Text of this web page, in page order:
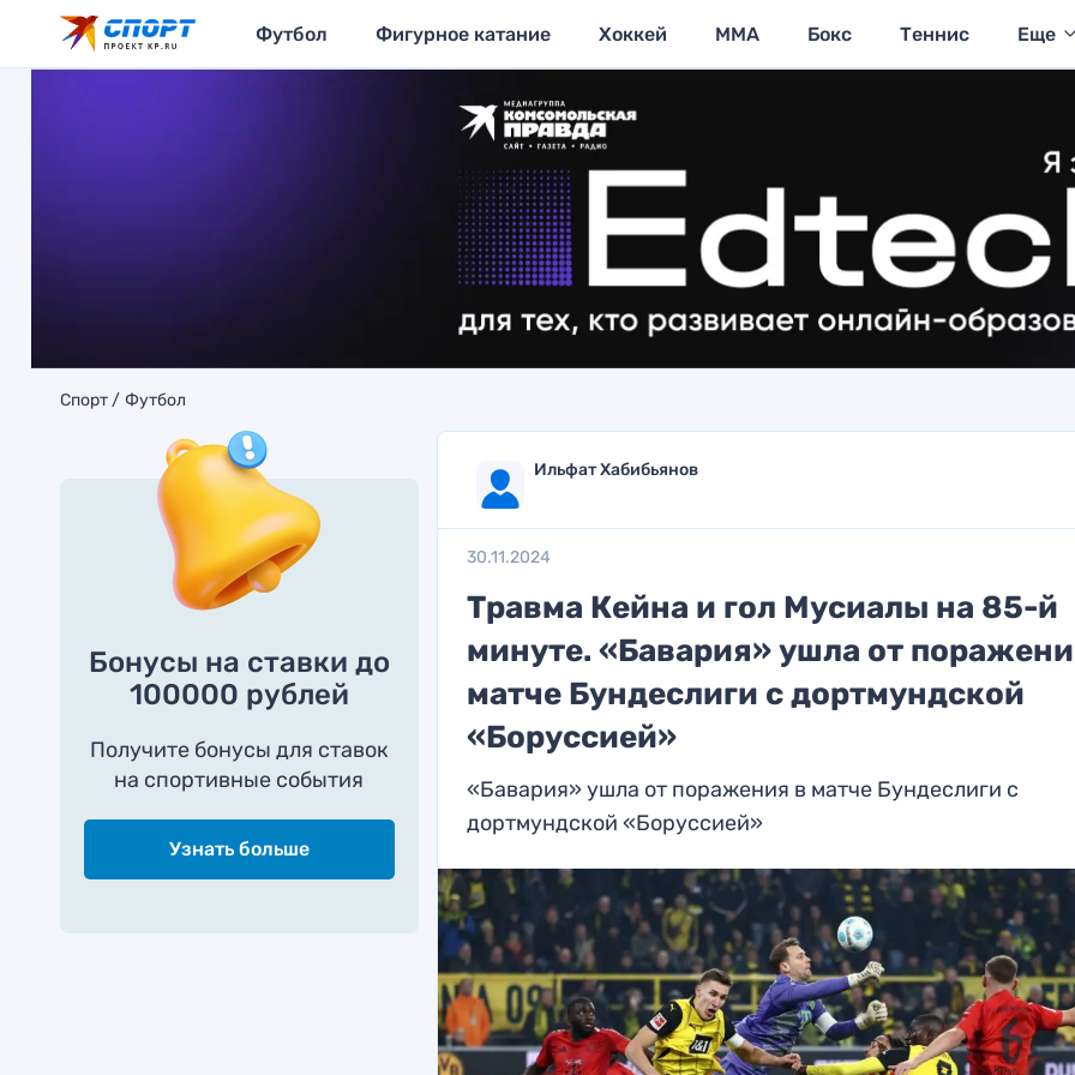
Футбол Фигурное катание Хоккей MMA Бокс Теннис Еще
Спорт Футбол
Бонусы на ставки до
100000 рублей
Получите бонусы для ставок
на спортивные события
Узнать больше
Ильфат Хабибьянов
30.11.2024
Травма Кейна и гол Мусиалы на 85-й
минуте. «Бавария» ушла от
матче Бундеслиги с дортмундской
«Боруссией»
«Бавария» ушла от поражения в матче Бундеслиги с
дортмундской «Боруссией»